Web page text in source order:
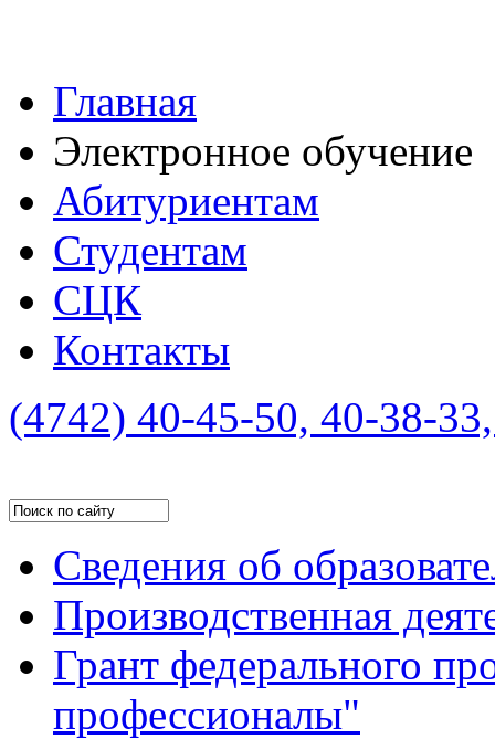
Главная
Электронное обучение
Абитуриентам
Студентам
СЦК
Контакты
(4742) 40-45-50, 40-38-
Сведения об
Производственная
Грант федерального
профессионалы"